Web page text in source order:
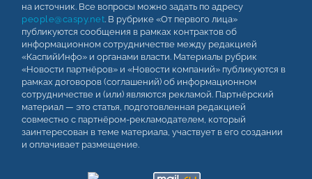
на источник. Все вопросы можно задать по адресу
people@caspy.net. В рубрике «От первого лица»
публикуются сообщения в рамках контрактов об
информационном сотрудничестве между редакцией
«КаспийИнфо» и органами власти. Материалы рубрик
«Новости партнёров» и «Новости компаний» публикуются в
рамках договоров (соглашений) об информационном
сотрудничестве и (или) являются рекламой. Партнёрский
материал — это статья, подготовленная редакцией
совместно с партнёром-рекламодателем, который
заинтересован в теме материала, участвует в его создании
и оплачивает размещение.